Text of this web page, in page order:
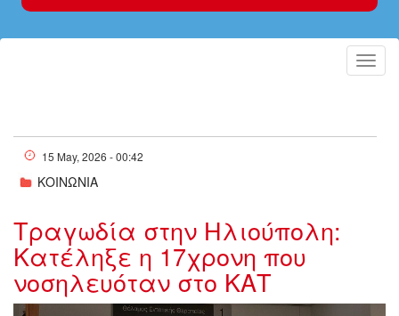
15 May, 2026 - 00:42
ΚΟΙΝΩΝΙΑ
Τραγωδία στην Ηλιούπολη:
Κατέληξε η 17χρονη που
νοσηλευόταν στο ΚΑΤ